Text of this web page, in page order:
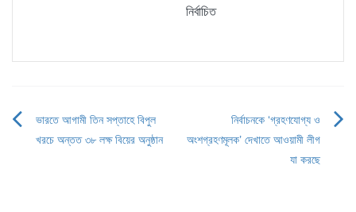
নির্বাচিত
Post
ভারতে আগামী তিন সপ্তাহে বিপুল
খরচে অন্তত ৩৮ লক্ষ বিয়ের অনুষ্ঠান
নির্বাচনকে ‘গ্রহণযোগ্য ও
অংশগ্রহণমূলক’ দেখাতে আওয়ামী লীগ
যা করছে